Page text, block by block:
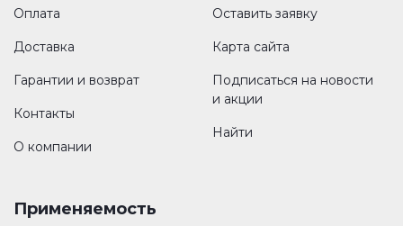
Оплата
Доставка
Гарантии и возврат
Контакты
О компании
Оставить заявку
Карта сайта
Подписаться на новости
и акции
Найти
Применяемость